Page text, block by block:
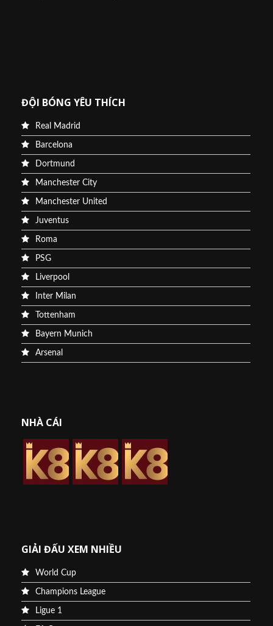
ĐỘI BÓNG YÊU THÍCH
Real Madrid
Barcelona
Dortmund
Manchester City
Manchester United
Juventus
Roma
PSG
Liverpool
Inter Milan
Tottenham
Bayern Munich
Arsenal
NHÀ CÁI
GIẢI ĐẤU XEM NHIỀU
World Cup
Champions League
Ligue 1